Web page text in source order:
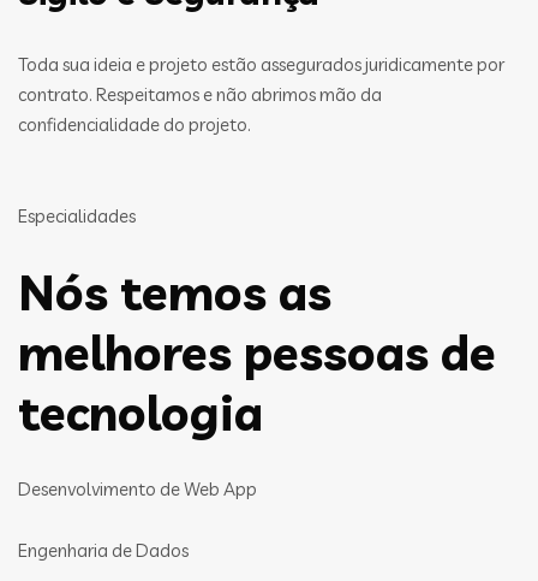
Toda sua ideia e projeto estão assegurados juridicamente por
contrato. Respeitamos e não abrimos mão da
confidencialidade do projeto.
Especialidades
Nós temos as
melhores pessoas de
tecnologia
Desenvolvimento de Web App
Engenharia de Dados